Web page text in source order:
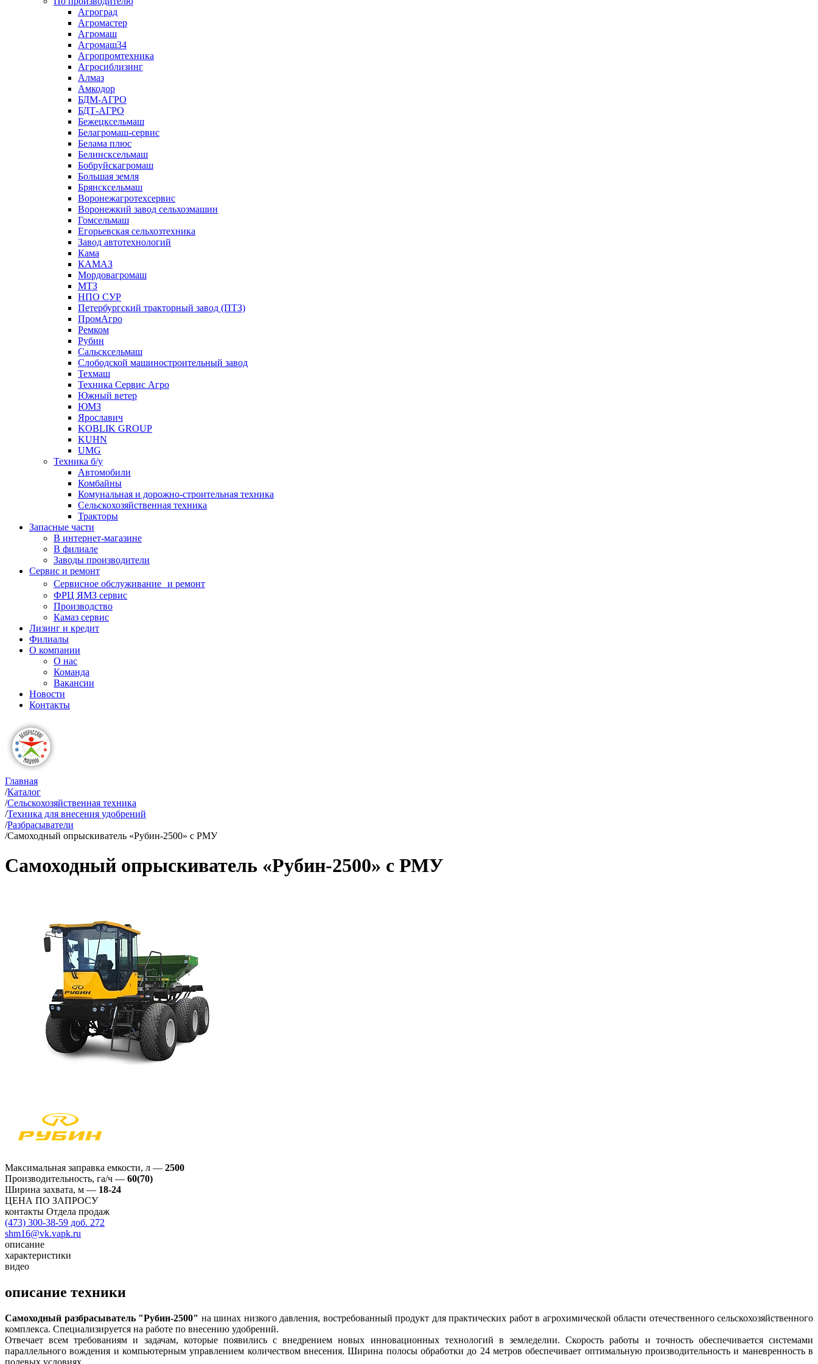
Агроград
Агромастер
Агромаш
Агромаш34
Агропромтехника
Агросиблизинг
Алмаз
Амкодор
БДМ-АГРО
БДТ-АГРО
Бежецксельмаш
Белагромаш-сервис
Белама плюс
Белинсксельмаш
Бобруйскагромаш
Большая земля
Брянсксельмаш
Воронежагротехсервис
Воронежкий завод сельхозмашин
Гомсельмаш
Егорьевская сельхозтехника
Завод автотехнологий
Кама
КАМАЗ
Мордовагромаш
МТЗ
НПО СУР
Петербургский тракторный завод (ПТЗ)
ПромАгро
Ремком
Рубин
Сальскcельмаш
Слободской машиностроительный завод
Техмаш
Техника Сервис Агро
Южный ветер
ЮМЗ
Ярославич
KOBLIK GROUP
KUHN
UMG
Техника б/у
Автомобили
Комбайны
Комунальная и дорожно-строительная техника
Сельскохозяйственная техника
Тракторы
Запасные части
В интернет-магазине
В филиале
Заводы производители
Сервис и ремонт
Сервисное обслуживание и ремонт
ФРЦ ЯМЗ сервис
Производство
Камаз сервис
Лизинг и кредит
Филиалы
О компании
О нас
Команда
Вакансии
Новости
Контакты
Главная
/Каталог
/Сельскохозяйственная техника
/Техника для внесения удобрений
/Разбрасыватели
/Самоходный опрыскиватель «Рубин-2500» с РМУ
Самоходный опрыскиватель «Рубин-2500» с РМУ
Максимальная заправка емкости, л — 2500
Производительность, га/ч — 60(70)
Ширина захвата, м — 18-24
ЦЕНА ПО ЗАПРОСУ
контакты Отдела продаж
(473) 300-38-59 доб. 272
shm16@vk.vapk.ru
описание
характеристики
видео
описание техники
Самоходный разбрасыватель "Рубин-2500" на шинах низкого давления, востребованный продукт для практических работ в агрохимической области отечественного сельскохозяйственного
комплекса. Специализируется на работе по внесению удобрений.
Отвечает всем требованиям и задачам, которые появились с внедрением новых инновационных технологий в земледелии. Скорость работы и точность обеспечивается системами
параллельного вождения и компьютерным управлением количеством внесения. Ширина полосы обработки до 24 метров обеспечивает оптимальную производительность и маневренность в
полевых условиях.